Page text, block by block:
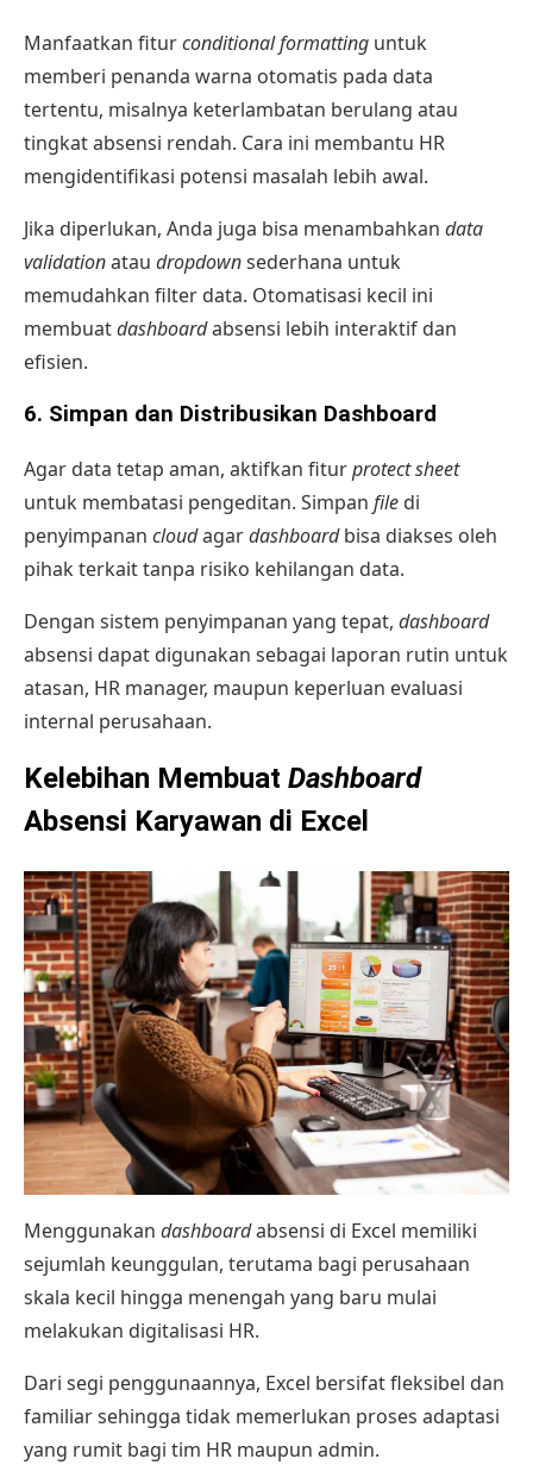
Manfaatkan fiturconditional formatting untuk
memberi penanda warna otomatis pada data
tertentu, misalnya keterlambatan berulang atau
tingkat absensi rendah. Cara ini membantu HR
mengidentifikasi potensi masalah lebih awal.
Jika diperlukan, Anda juga bisa menambahkan data
validationatau dropdownsederhana untuk
memudahkan filter data. Otomatisasi kecil ini
membuatdashboardabsensi lebih interaktif dan
efisien.
6. Simpan dan Distribusikan Dashboard
Agar data tetap aman, aktifkan fiturprotect sheet
untuk membatasi pengeditan. Simpan file di
penyimpanan cloudagardashboardbisa diakses oleh
pihak terkait tanpa risiko kehilangan data.
Dengan sistem penyimpanan yang tepat, dashboard
absensi dapat digunakan sebagai laporan rutin untuk
atasan, HR manager, maupun keperluan evaluasi
internal perusahaan.
Kelebihan Membuat Dashboard
Absensi Karyawan di Excel
Menggunakan dashboardabsensi di Excel memiliki
sejumlah keunggulan, terutama bagi perusahaan
skala kecil hingga menengah yang baru mulai
melakukan digitalisasi HR.
Dari segi penggunaannya, Excel bersifat fleksibel dan
familiar sehingga tidak memerlukan proses adaptasi
yang rumit bagi tim HR maupun admin.